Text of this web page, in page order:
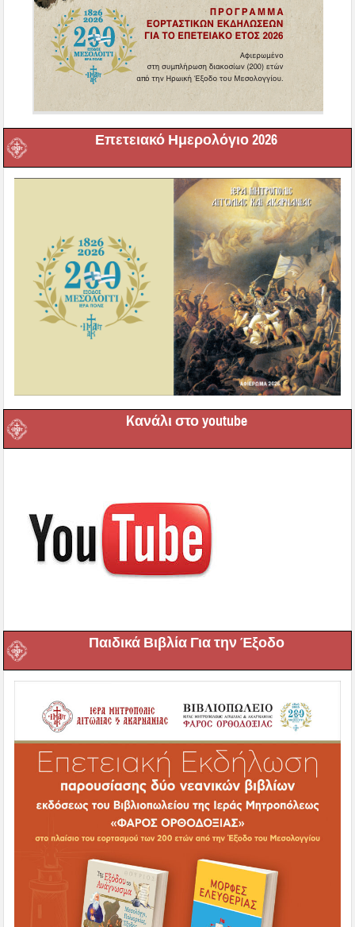
Επετειακό Ημερολόγιο 2026
Kανάλι στο youtube
Παιδικά Βιβλία Για την Έξοδο